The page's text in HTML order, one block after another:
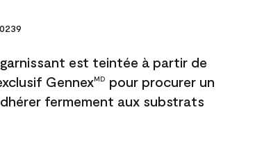
est teintée à partir de
GennexMD pour procurer un
fermement aux substrats